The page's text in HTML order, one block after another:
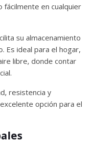
en cualquier
su almacenamiento
Es ideal para el hogar,
libre, donde contar
resistencia y
opción para el